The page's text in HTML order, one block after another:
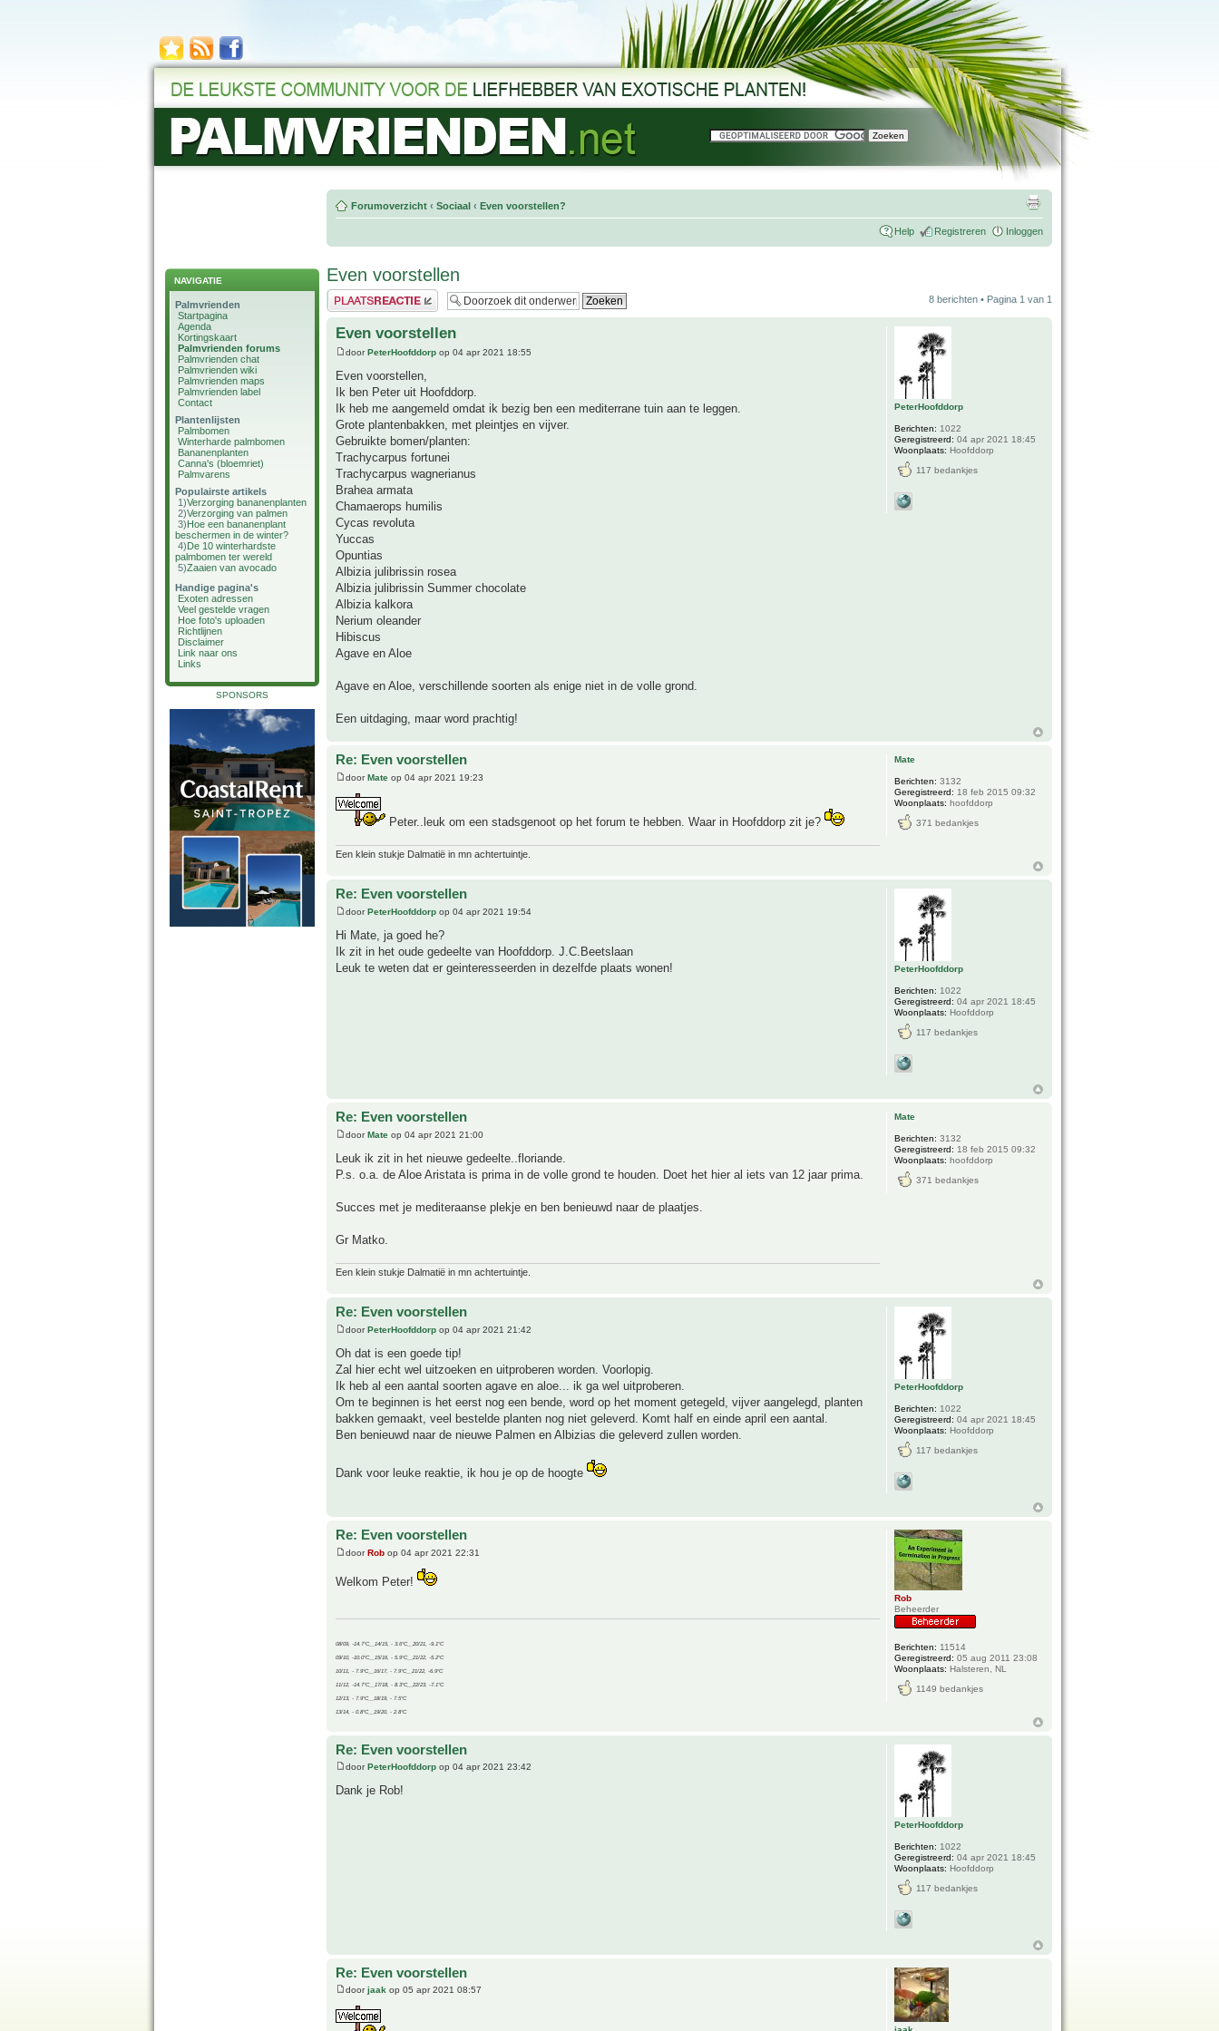
NAVIGATIE
Palmvrienden
Startpagina
Agenda
Kortingskaart
Palmvrienden forums
Palmvrienden chat
Palmvrienden wiki
Palmvrienden maps
Palmvrienden label
Contact
Plantenlijsten
Palmbomen
Winterharde palmbomen
Bananenplanten
Canna's (bloemriet)
Palmvarens
Populairste artikels
1)Verzorging bananenplanten
2)Verzorging van palmen
3)Hoe een bananenplant
beschermen in de winter?
4)De 10 winterhardste
palmbomen ter wereld
5)Zaaien van avocado
Handige pagina's
Exoten adressen
Veel gestelde vragen
Hoe foto's uploaden
Richtlijnen
Disclaimer
Link naar ons
Links
SPONSORS
Forumoverzicht ‹ Sociaal ‹ Even voorstellen?
Help Registreren Inloggen
Even voorstellen
Plaats een reactie 8 berichten • Pagina 1 van 1
Even voorstellen
doorPeterHoofddorp op 04 apr 2021 18:55
Even voorstellen,
Ik ben Peter uit Hoofddorp.
Ik heb me aangemeld omdat ik bezig ben een mediterrane tuin aan te leggen.
Grote plantenbakken, met pleintjes en vijver.
Gebruikte bomen/planten:
Trachycarpus fortunei
Trachycarpus wagnerianus
Brahea armata
Chamaerops humilis
Cycas revoluta
Yuccas
Opuntias
Albizia julibrissin rosea
Albizia julibrissin Summer chocolate
Albizia kalkora
Nerium oleander
Hibiscus
Agave en Aloe
Agave en Aloe, verschillende soorten als enige niet in de volle grond.
Een uitdaging, maar word prachtig!
PeterHoofddorp
Berichten: 1022
Geregistreerd: 04 apr 2021 18:45
Woonplaats: Hoofddorp
117 bedankjes
Re: Even voorstellen
doorMate op 04 apr 2021 19:23
Peter..leuk om een stadsgenoot op het forum te hebben. Waar in Hoofddorp zit je?
Een klein stukje Dalmatië in mn achtertuintje.
Mate
Berichten: 3132
Geregistreerd: 18 feb 2015 09:32
Woonplaats: hoofddorp
371 bedankjes
Re: Even voorstellen
doorPeterHoofddorp op 04 apr 2021 19:54
Hi Mate, ja goed he?
Ik zit in het oude gedeelte van Hoofddorp. J.C.Beetslaan
Leuk te weten dat er geinteresseerden in dezelfde plaats wonen!
PeterHoofddorp
Berichten: 1022
Geregistreerd: 04 apr 2021 18:45
Woonplaats: Hoofddorp
117 bedankjes
Re: Even voorstellen
doorMate op 04 apr 2021 21:00
Leuk ik zit in het nieuwe gedeelte..floriande.
P.s. o.a. de Aloe Aristata is prima in de volle grond te houden. Doet het hier al iets van 12 jaar prima.
Succes met je mediteraanse plekje en ben benieuwd naar de plaatjes.
Gr Matko.
Een klein stukje Dalmatië in mn achtertuintje.
Mate
Berichten: 3132
Geregistreerd: 18 feb 2015 09:32
Woonplaats: hoofddorp
371 bedankjes
Re: Even voorstellen
doorPeterHoofddorp op 04 apr 2021 21:42
Oh dat is een goede tip!
Zal hier echt wel uitzoeken en uitproberen worden. Voorlopig.
Ik heb al een aantal soorten agave en aloe... ik ga wel uitproberen.
Om te beginnen is het eerst nog een bende, word op het moment getegeld, vijver aangelegd, planten
bakken gemaakt, veel bestelde planten nog niet geleverd. Komt half en einde april een aantal.
Ben benieuwd naar de nieuwe Palmen en Albizias die geleverd zullen worden.
Dank voor leuke reaktie, ik hou je op de hoogte
PeterHoofddorp
Berichten: 1022
Geregistreerd: 04 apr 2021 18:45
Woonplaats: Hoofddorp
117 bedankjes
Re: Even voorstellen
doorRob op 04 apr 2021 22:31
Welkom Peter!
08/09, -14.7°C__14/15, - 3.6°C__20/21, -9.1°C
09/10, -10.0°C__15/16, - 5.9°C__21/22, -5.2°C
10/11, - 7.9°C__16/17, - 7.9°C__21/22, -6.9°C
11/12, -14.7°C__17/18, - 8.3°C__22/23, -7.1°C
12/13, - 7.9°C__18/19, - 7.5°C
13/14, - 0.8°C__19/20, - 2.8°C
Rob
Beheerder
Berichten: 11514
Geregistreerd: 05 aug 2011 23:08
Woonplaats: Halsteren, NL
1149 bedankjes
Re: Even voorstellen
doorPeterHoofddorp op 04 apr 2021 23:42
Dank je Rob!
PeterHoofddorp
Berichten: 1022
Geregistreerd: 04 apr 2021 18:45
Woonplaats: Hoofddorp
117 bedankjes
Re: Even voorstellen
doorjaak op 05 apr 2021 08:57